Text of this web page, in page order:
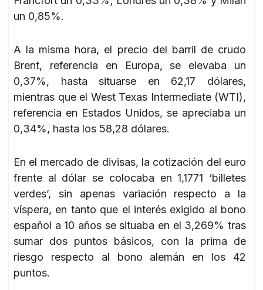
un 0,85%.
A la misma hora, el precio del barril de crudo
Brent, referencia en Europa, se elevaba un
0,37%, hasta situarse en 62,17 dólares,
mientras que el West Texas Intermediate (WTI),
referencia en Estados Unidos, se apreciaba un
0,34%, hasta los 58,28 dólares.
En el mercado de divisas, la cotización del euro
frente al dólar se colocaba en 1,1771 ‘billetes
verdes’, sin apenas variación respecto a la
víspera, en tanto que el interés exigido al bono
español a 10 años se situaba en el 3,269% tras
sumar dos puntos básicos, con la prima de
riesgo respecto al bono alemán en los 42
puntos.